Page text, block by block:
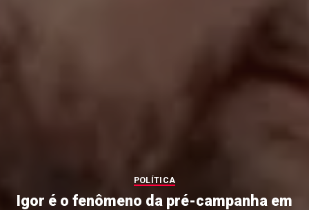
POLÍTICA
Igor é o fenômeno da pré-campanha em